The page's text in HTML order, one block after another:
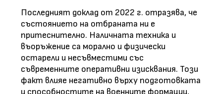
Последният доклад от 2022 г. отразява, че
състоянието на отбраната ни е
притеснително. Наличната техника и
въоръжение са морално и физически
остарели и несъвместими със
съвременните оперативни изисквания. Този
факт влияе негативно върху подготовката
и способностите на военните формации,